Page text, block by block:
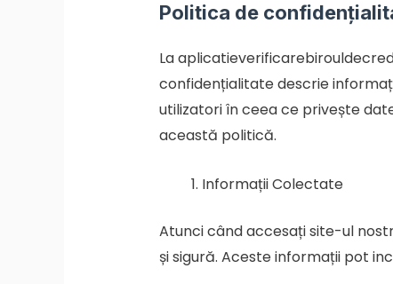
Politica de
La
confidențialitate descrie
utilizatori în ceea ce privește
această politică.
Informații Colectate
Atunci când accesați site-ul
și sigură. Aceste informații pot